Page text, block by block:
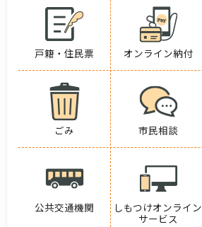
戸籍・住民票 オンライン納付
ごみ 市民相談
公共交通機関
しもつけオンライン
サービス